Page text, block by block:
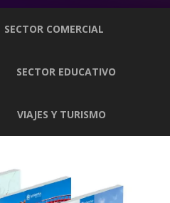
SECTOR COMERCIAL
SECTOR EDUCATIVO
VIAJES Y TURISMO